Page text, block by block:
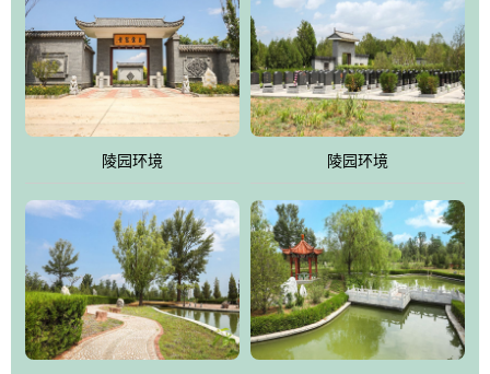
符合山环水抱，藏风纳气的要求。中华永久陵园风景庄重典雅、气
势如宏，是华北地区最大的平川式墓园，陵园以皇家建筑风格为载
体吸取现代园林艺术之精华
陵园环境 陵园环境